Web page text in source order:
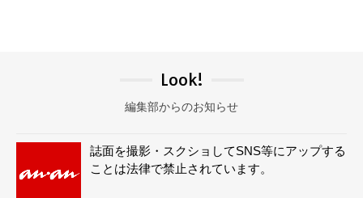
Look!
編集部からのお知らせ
誌面を撮影・スクショしてSNS等にアップする
ことは法律で禁止されています。